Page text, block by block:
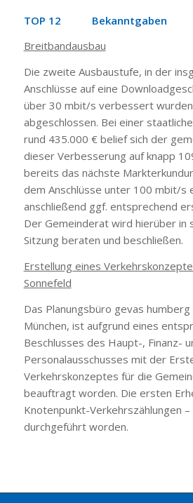
TOP 12 Bekanntgaben
Breitbandausbau
Die zweite Ausbaustufe, in der
Anschlüsse auf eine
über 30 mbit/s verbessert
abgeschlossen. Bei einer
rund 435.000 € belief sich der
dieser Verbesserung auf knapp
bereits das nächste
dem Anschlüsse unter 100 mbit/s
anschließend ggf. entsprechend
Der Gemeinderat wird hierüber in
Sitzung beraten und beschließen.
Erstellung eines
Sonnefeld
Das Planungsbüro gevas
München, ist aufgrund eines
Beschlusses des Haupt-, Finanz-
Personalausschusses mit der
Verkehrskonzeptes für die
beauftragt worden. Die ersten
Knotenpunkt-Verkehrszählungen
durchgeführt worden.